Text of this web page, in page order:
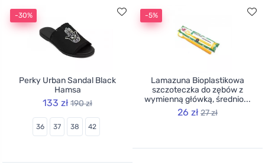
-30%
Perky Urban Sandal Black
Hamsa
133 zł 190 zł
36 37 38 42
-5%
Lamazuna Bioplastikowa
szczoteczka do zębów z
wymienną główką, średnio...
26 zł 27 zł